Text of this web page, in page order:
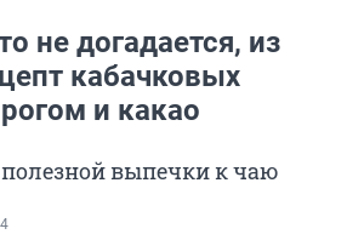
не догадается, из
кабачковых
и какао
выпечки к чаю